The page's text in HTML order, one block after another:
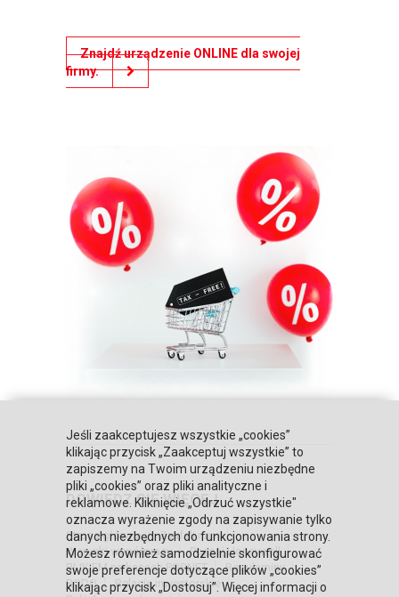
Znajdź urządzenie ONLINE dla swojej
firmy.
DOWIEDZ SIĘ WIĘCEJ
Strona główna
Zaufali nam
Warunki współpracy
Poznaj Honeywell
BLIKIEM na kasach POSNET
Regulaminy
RODO
Relacje inwestorskie
Jeśli zaakceptujesz wszystkie „cookies”
klikając przycisk „Zaakceptuj wszystkie” to
zapiszemy na Twoim urządzeniu niezbędne
pliki „cookies” oraz pliki analityczne i
reklamowe. Kliknięcie „Odrzuć wszystkie"
oznacza wyrażenie zgody na zapisywanie tylko
danych niezbędnych do funkcjonowania strony.
Możesz również samodzielnie skonfigurować
swoje preferencje dotyczące plików „cookies”
klikając przycisk „Dostosuj”. Więcej informacji o